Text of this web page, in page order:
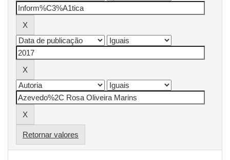
Retornar valores